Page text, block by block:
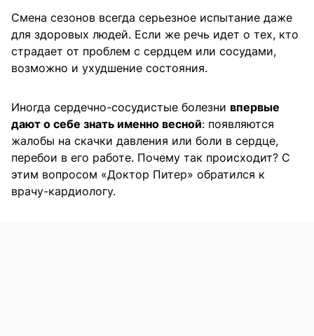
Смена сезонов всегда серьезное испытание даже
для здоровых людей. Если же речь идет о тех, кто
страдает от проблем с сердцем или сосудами,
возможно и ухудшение состояния.
Иногда сердечно-сосудистые болезни впервые
дают о себе знать именно весной: появляются
жалобы на скачки давления или боли в сердце,
перебои в его работе. Почему так происходит? С
этим вопросом «Доктор Питер» обратился к
врачу-кардиологу.